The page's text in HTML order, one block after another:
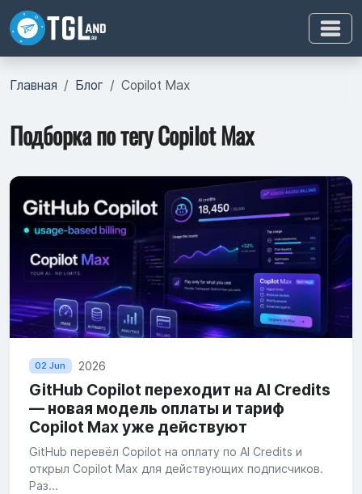
Главная Блог Copilot Max
Подборка по тегу Copilot Max
02 Jun 2026
GitHub Copilot переходит на AI Credits
— новая модель оплаты и тариф
Copilot Max уже действуют
GitHub перевёл Copilot на оплату по AI Credits и
открыл Copilot Max для действующих подписчиков.
Раз...